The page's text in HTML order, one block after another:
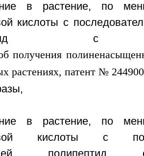
в растение, по
кислоты с
с
в растение, по
кислоты с
полипептид